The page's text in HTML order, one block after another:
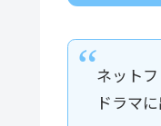
ネット
ドラマ